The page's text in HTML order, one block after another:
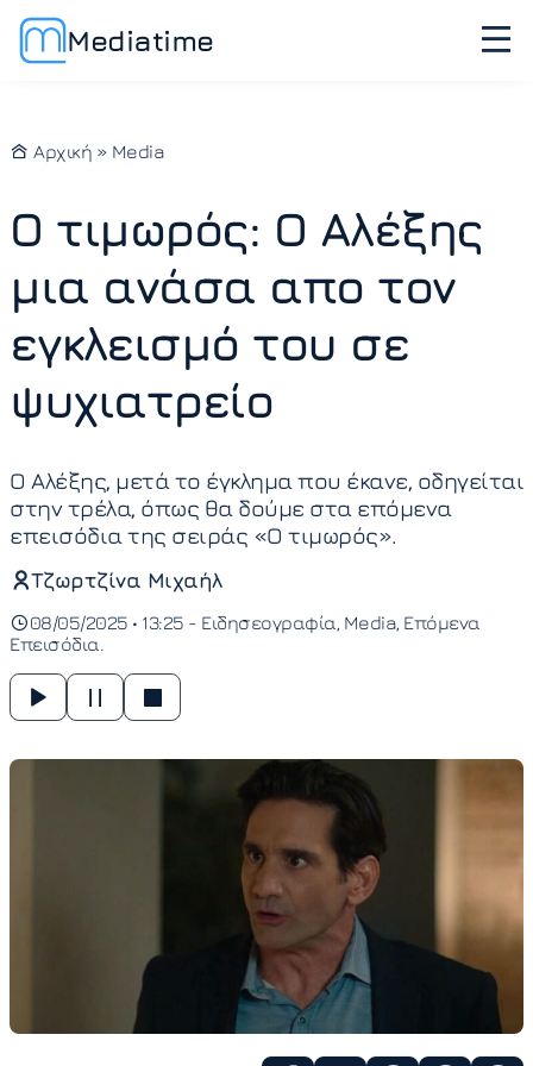
Mediatime
Αρχική » Media
Ο τιμωρός: Ο Αλέξης
μια ανάσα απο τον
εγκλεισμό του σε
ψυχιατρείο
Ο Αλέξης, μετά το έγκλημα που έκανε, οδηγείται
στην τρέλα, όπως θα δούμε στα επόμενα
επεισόδια της σειράς «Ο τιμωρός».
Τζωρτζίνα Μιχαήλ
08/05/2025 • 13:25 - Ειδησεογραφία Media Επόμενα
Επεισόδια